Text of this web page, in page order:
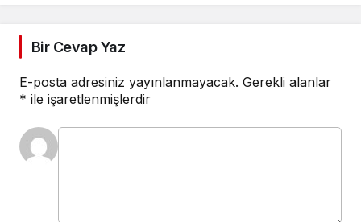
Bir Cevap Yaz
E-posta adresiniz yayınlanmayacak. Gerekli alanlar
* ile işaretlenmişlerdir